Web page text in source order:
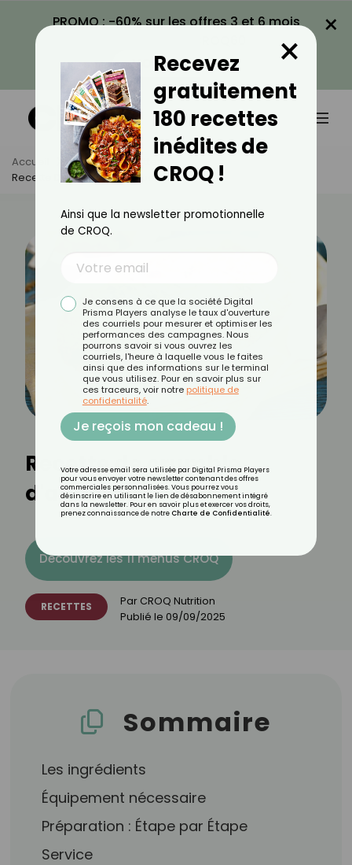
PROMO : -60% sur les offres 3 et 6 mois
VOIR LA PROMO
×
Accueil Actus
Recettes
Recette De Crumble D'aubergine
Recette de crumble
d'aubergine
Découvrez les 11 menus CROQ
RECETTES Par CROQ Nutrition
Publié le 09/09/2025
Sommaire
Les ingrédients
Équipement nécessaire
Préparation : Étape par Étape
Service
Recevez
gratuitement
180 recettes
inédites de
CROQ !
×
Ainsi que la newsletter promotionnelle
de CROQ.
Je consens à ce que la société Digital
Prisma Players analyse le taux d'ouverture
des courriels pour mesurer et optimiser les
performances des campagnes. Nous
pourrons savoir si vous ouvrez les
courriels, l'heure à laquelle vous le faites
ainsi que des informations sur le terminal
que vous utilisez. Pour en savoir plus sur
ces traceurs, voir notre politique de
confidentialité.
Je reçois mon cadeau !
Votre adresse email sera utilisée par Digital Prisma Players
pour vous envoyer votre newsletter contenant des offres
commerciales personnalisées. Vous pourrez vous
désinscrire en utilisant le lien de désabonnement intégré
dans la newsletter. Pour en savoir plus et exercer vos droits,
prenez connaissance de notre Charte de Confidentialité.